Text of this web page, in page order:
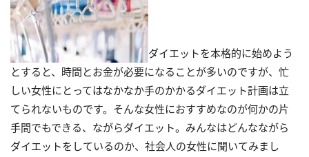
ダイエットを本格的に始めよう
とすると、時間とお金が必要になることが多いのですが、忙
しい女性にとってはなかなか手のかかるダイエット計画は立
てられないものです。そんな女性におすすめなのが何かの片
手間でもできる、ながらダイエット。みんなはどんなながら
ダイエットをしているのか、社会人の女性に聞いてみまし